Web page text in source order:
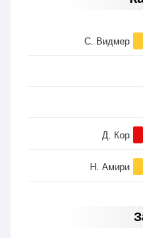
С. Видмер
Д. Кoр
Н. Амири